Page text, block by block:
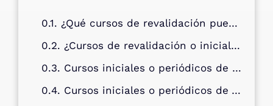
¿Qué cursos de revalidación puede tomar un piloto?
¿Cursos de revalidación o iniciales por aeronave?
Cursos iniciales o periódicos de Boeing
Cursos iniciales o periódicos de Airbus